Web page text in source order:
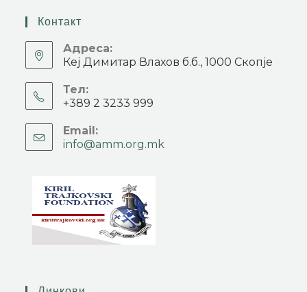
Контакт
Адреса:
Кеј Димитар Влахов б.б., 1000 Скопје
Тел:
+389 2 3233 999
Email:
info@amm.org.mk